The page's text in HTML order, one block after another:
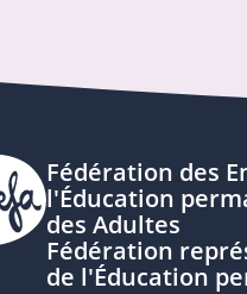
Fédération des
l'Éducation
des Adultes
Fédération
de l'Éducation